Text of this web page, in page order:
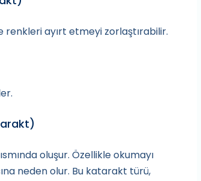
ayırt etmeyi zorlaştırabilir.
oluşur. Özellikle okumayı
neden olur. Bu katarakt türü,